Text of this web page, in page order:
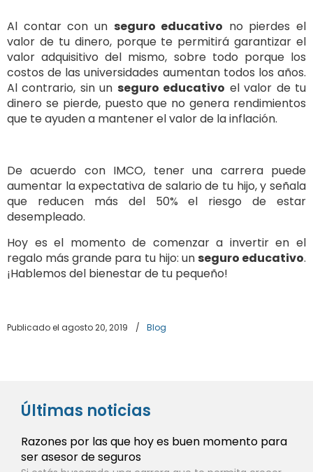
Al contar con un seguro educativo no pierdes el
valor de tu dinero, porque te permitirá garantizar el
valor adquisitivo del mismo, sobre todo porque los
costos de las universidades aumentan todos los años.
Al contrario, sin un seguro educativo el valor de tu
dinero se pierde, puesto que no genera rendimientos
que te ayuden a mantener el valor de la inflación.
De acuerdo con IMCO, tener una carrera puede
aumentar la expectativa de salario de tu hijo, y señala
que reducen más del 50% el riesgo de estar
desempleado.
Hoy es el momento de comenzar a invertir en el
regalo más grande para tu hijo: un seguro educativo.
¡Hablemos del bienestar de tu pequeño!
Publicado el agosto 20, 2019 / Blog
Últimas noticias
Razones por las que hoy es buen momento para
ser asesor de seguros